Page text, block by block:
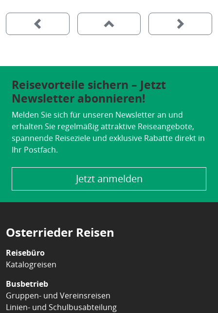
Reisevorteile sichern – Jetzt
Newsletter abonnieren!
Melden Sie sich für unseren Newsletter an und
erhalten Sie regelmäßig attraktive Reiseangebote,
spannende Reiseziele und exklusive Rabatte direkt in
Ihr Postfach.
Jetzt anmelden
Osterrieder Reisen
Reisebüro
Katalogreisen
Busbetrieb
Gruppen- und Vereinsreisen
Linien- und Schulbusabteilung